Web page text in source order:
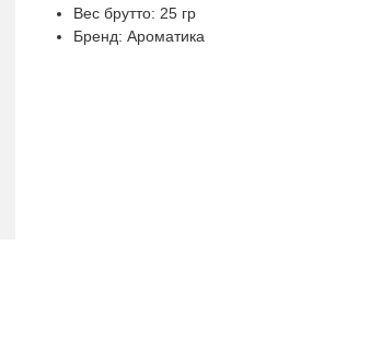
Вес брутто: 25 гр
Бренд: Ароматика